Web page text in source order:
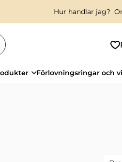
Hur handlar jag?
Förlovningsringar och